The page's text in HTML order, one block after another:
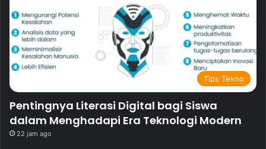
Tips Tekno
Pentingnya Literasi Digital bagi Siswa
dalam Menghadapi Era Teknologi Modern
22 jam ago